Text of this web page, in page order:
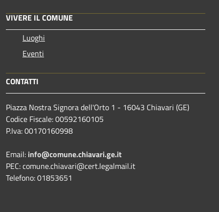
VIVERE IL COMUNE
Luoghi
Eventi
CONTATTI
Piazza Nostra Signora dell'Orto 1 - 16043 Chiavari (GE)
Codice Fiscale: 00592160105
P.Iva: 00170160998
Email: info@comune.chiavari.ge.it
PEC: comune.chiavari@cert.legalmail.it
Telefono: 01853651